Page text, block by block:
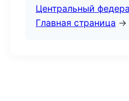
Центральный
Главная страница →